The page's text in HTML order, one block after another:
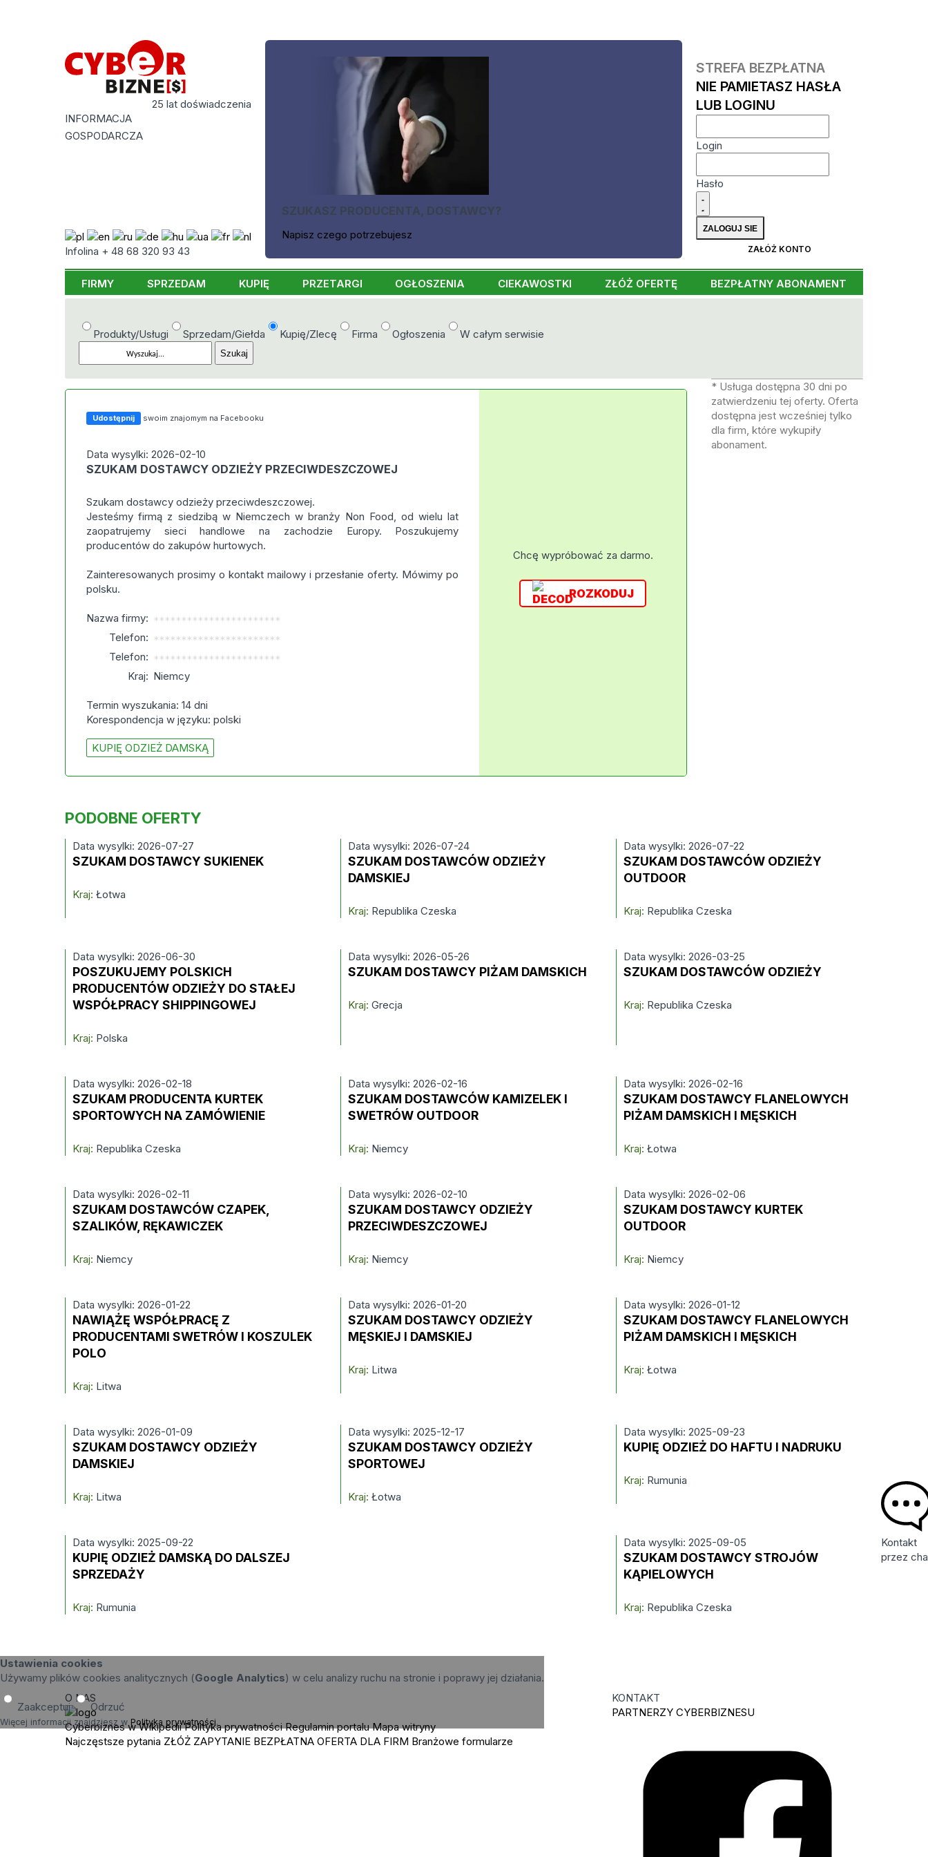
25 lat doświadczenia
INFORMACJA
GOSPODARCZA
Infolina + 48 68 320 93 43
SZUKASZ PRODUCENTA, DOSTAWCY?
Napisz czego potrzebujesz
STREFA BEZPŁATNA
NIE PAMIETASZ HASŁA
LUB LOGINU
Login
Hasło
ZAŁÓŻ KONTO
FIRMY SPRZEDAM KUPIĘ PRZETARGI OGŁOSZENIA CIEKAWOSTKI ZŁÓŻ OFERTĘ BEZPŁATNY ABONAMENT
Produkty/Usługi Sprzedam/Giełda Kupię/Zlecę Firma Ogłoszenia W całym serwisie
Udostępnij swoim znajomym na Facebooku
Data wysylki: 2026-02-10
SZUKAM DOSTAWCY ODZIEŻY PRZECIWDESZCZOWEJ
Szukam dostawcy odzieży przeciwdeszczowej.
Jesteśmy firmą z siedzibą w Niemczech w branży Non Food, od wielu lat
zaopatrujemy sieci handlowe na zachodzie Europy. Poszukujemy
producentów do zakupów hurtowych.
Zainteresowanych prosimy o kontakt mailowy i przesłanie oferty. Mówimy po
polsku.
Nazwa firmy: ***********************
Telefon: ***********************
Telefon: ***********************
Kraj: Niemcy
Termin wyszukania: 14 dni
Korespondencja w języku: polski
KUPIĘ ODZIEŻ DAMSKĄ
Chcę wypróbować za darmo.
ROZKODUJ
* Usługa dostępna 30 dni po
zatwierdzeniu tej oferty. Oferta
dostępna jest wcześniej tylko
dla firm, które wykupiły
abonament.
PODOBNE OFERTY
Data wysylki: 2026-07-27
SZUKAM DOSTAWCY SUKIENEK
Kraj: Łotwa
Data wysylki: 2026-07-24
SZUKAM DOSTAWCÓW ODZIEŻY
DAMSKIEJ
Kraj: Republika Czeska
Data wysylki: 2026-07-22
SZUKAM DOSTAWCÓW ODZIEŻY
OUTDOOR
Kraj: Republika Czeska
Data wysylki: 2026-06-30
POSZUKUJEMY POLSKICH
PRODUCENTÓW ODZIEŻY DO STAŁEJ
WSPÓŁPRACY SHIPPINGOWEJ
Kraj: Polska
Data wysylki: 2026-05-26
SZUKAM DOSTAWCY PIŻAM DAMSKICH
Kraj: Grecja
Data wysylki: 2026-03-25
SZUKAM DOSTAWCÓW ODZIEŻY
Kraj: Republika Czeska
Data wysylki: 2026-02-18
SZUKAM PRODUCENTA KURTEK
SPORTOWYCH NA ZAMÓWIENIE
Kraj: Republika Czeska
Data wysylki: 2026-02-16
SZUKAM DOSTAWCÓW KAMIZELEK I
SWETRÓW OUTDOOR
Kraj: Niemcy
Data wysylki: 2026-02-16
SZUKAM DOSTAWCY FLANELOWYCH
PIŻAM DAMSKICH I MĘSKICH
Kraj: Łotwa
Data wysylki: 2026-02-11
SZUKAM DOSTAWCÓW CZAPEK,
SZALIKÓW, RĘKAWICZEK
Kraj: Niemcy
Data wysylki: 2026-02-10
SZUKAM DOSTAWCY ODZIEŻY
PRZECIWDESZCZOWEJ
Kraj: Niemcy
Data wysylki: 2026-02-06
SZUKAM DOSTAWCY KURTEK
OUTDOOR
Kraj: Niemcy
Data wysylki: 2026-01-22
NAWIĄŻĘ WSPÓŁPRACĘ Z
PRODUCENTAMI SWETRÓW I KOSZULEK
POLO
Kraj: Litwa
Data wysylki: 2026-01-20
SZUKAM DOSTAWCY ODZIEŻY
MĘSKIEJ I DAMSKIEJ
Kraj: Litwa
Data wysylki: 2026-01-12
SZUKAM DOSTAWCY FLANELOWYCH
PIŻAM DAMSKICH I MĘSKICH
Kraj: Łotwa
Data wysylki: 2026-01-09
SZUKAM DOSTAWCY ODZIEŻY
DAMSKIEJ
Kraj: Litwa
Data wysylki: 2025-12-17
SZUKAM DOSTAWCY ODZIEŻY
SPORTOWEJ
Kraj: Łotwa
Data wysylki: 2025-09-23
KUPIĘ ODZIEŻ DO HAFTU I NADRUKU
Kraj: Rumunia
Data wysylki: 2025-09-22
KUPIĘ ODZIEŻ DAMSKĄ DO DALSZEJ
SPRZEDAŻY
Kraj: Rumunia
Data wysylki: 2025-09-05
SZUKAM DOSTAWCY STROJÓW
KĄPIELOWYCH
Kraj: Republika Czeska
Kontakt
przez
Ustawienia cookies
Używamy plików cookies analitycznych (Google Analytics) w celu analizy ruchu na stronie i poprawy jej działania.
Zaakceptuj Odrzuć
Więcej informacji znajdziesz w Polityka prywatności.
O NAS
Cyberbiznes w Wikipedii Polityka prywatności Regulamin portalu Mapa witryny
Najczęstsze pytania ZŁÓŻ ZAPYTANIE BEZPŁATNA OFERTA DLA FIRM Branżowe formularze
KONTAKT
PARTNERZY CYBERBIZNESU